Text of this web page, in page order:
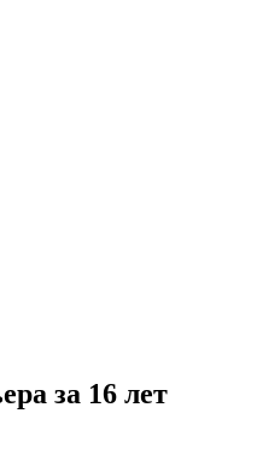
за 16 лет